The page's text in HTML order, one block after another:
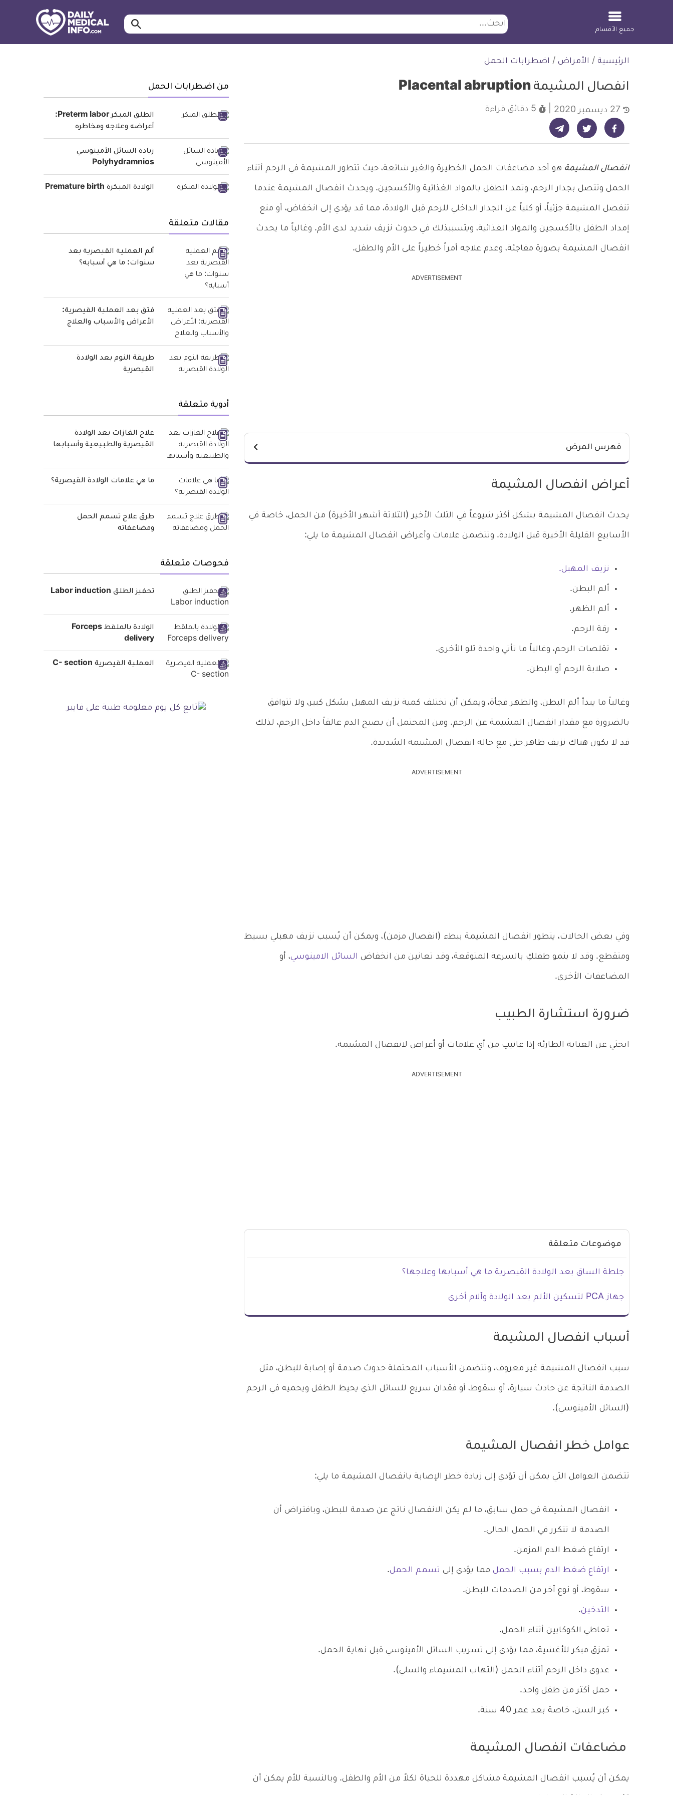
ابحث ابحث…
جميع الأقسام
الرئيسية / الأمراض / اضطرابات الحمل
انفصال المشيمة Placental abruption
5 دقائق قراءة
شارك على فيسبوك - ديلي ميديكال انفو شارك على تويتر - ديلي ميديكال انفو شارك على تيليجرام - ديلي ميديكال انفو
انفصال المشيمة هو أحد مضاعفات الحمل الخطيرة والغير شائعة، حيث تتطور المشيمة في الرحم أثناء
الحمل وتتصل بجدار الرحم، وتمد الطفل بالمواد الغذائية والأكسجين. ويحدث انفصال المشيمة عندما
تنفصل المشيمة جزئياً، أو كلياً عن الجدار الداخلي للرحم قبل الولادة، مما قد يؤدي إلى انخفاض، أو منع
إمداد الطفل بالأكسجين والمواد الغذائية، ويتسببذلك في حدوث نزيف شديد لدى الأم. وغالباً ما يحدث
انفصال المشيمة بصورة مفاجئة، وعدم علاجه أمراً خطيراً على الأم والطفل.
ADVERTISEMENT
فهرس المرض
أعراض انفصال المشيمة
يحدث انفصال المشيمة بشكل أكثر شيوعاً في الثلث الأخير (الثلاثة أشهر الأخيرة) من الحمل، خاصة في
الأسابيع القليلة الأخيرة قبل الولادة. وتتضمن علامات وأعراض انفصال المشيمة ما يلي:
نزيف المهبل.
ألم البطن.
ألم الظهر.
رقة الرحم.
تقلصات الرحم، وغالباً ما تأتي واحدة تلو الأخرى.
صلابة الرحم أو البطن.
وغالباً ما يبدأ ألم البطن، والظهر فجأة، ويمكن أن تختلف كمية نزيف المهبل بشكل كبير، ولا تتوافق
بالضرورة مع مقدار انفصال المشيمة عن الرحم. ومن المحتمل أن يصبح الدم عالقاً داخل الرحم، لذلك
قد لا يكون هناك نزيف ظاهر حتى مع حالة انفصال المشيمة الشديدة.
ADVERTISEMENT
وفي بعض الحالات، يتطور انفصال المشيمة ببطء (انفصال مزمن)، ويمكن أن يُسبب نزيف مهبلي بسيط
ومتقطع. وقد لا ينمو طفلكِ بالسرعة المتوقعة، وقد تعانين من انخفاض السائل الامينوسي، أو
المضاعفات الأخرى.
ضرورة استشارة الطبيب
ابحثي عن العناية الطارئة إذا عانيتِ من أي علامات أو أعراض لانفصال المشيمة.
ADVERTISEMENT
موضوعات متعلقة
جلطة الساق بعد الولادة القيصرية ما هي أسبابها وعلاجها؟
جهاز PCA لتسكين الألم بعد الولادة وآلام أخرى
أسباب انفصال المشيمة
سبب انفصال المشيمة غير معروف، وتتضمن الأسباب المحتملة حدوث صدمة أو إصابة للبطن، مثل
الصدمة الناتجة عن حادث سيارة، أو سقوط، أو فقدان سريع للسائل الذي يحيط الطفل ويحميه في الرحم
(السائل الأمينوسي).
عوامل خطر انفصال المشيمة
تتضمن العوامل التي يمكن أن تؤدي إلى زيادة خطر الإصابة بانفصال المشيمة ما يلي:
انفصال المشيمة في حمل سابق، ما لم يكن الانفصال ناتج عن صدمة للبطن، وبافتراض أن
الصدمة لا تتكرر في الحمل الحالي.
ارتفاع ضغط الدم المزمن.
ارتفاع ضغط الدم بسبب الحمل مما يؤدي إلى تسمم الحمل.
سقوط، أو نوع آخر من الصدمات للبطن.
التدخين.
تعاطي الكوكايين أثناء الحمل.
تمزق مبكر للأغشية، مما يؤدي إلى تسريب السائل الأمينوسي قبل نهاية الحمل.
عدوى داخل الرحم أثناء الحمل (التهاب المشيماء والسلي).
حمل أكثر من طفل واحد.
كبر السن، خاصة بعد عمر 40 سنة.
مضاعفات انفصال المشيمة
يمكن أن يُسبب انفصال المشيمة مشاكل مهددة للحياة لكلاً من الأم والطفل. وبالنسبة للأم يمكن أن
من اضطرابات الحمل
الطلق المبكر Preterm labor:
أعراضه وعلاجه ومخاطره
زيادة السائل الأمينوسي
Polyhydramnios
الولادة المبكرة Premature birth
مقالات متعلقة
ألم العملية القيصرية بعد
سنوات: ما هي أسبابه؟
فتق بعد العملية القيصرية:
الأعراض والأسباب والعلاج
طريقة النوم بعد الولادة
القيصرية
أدوية متعلقة
علاج الغازات بعد الولادة
القيصرية والطبيعية وأسبابها
ما هي علامات الولادة القيصرية؟
طرق علاج تسمم الحمل
ومضاعفاته
فحوصات متعلقة
تحفيز الطلق Labor induction
الولادة بالملقط Forceps
delivery
العملية القيصرية C- section